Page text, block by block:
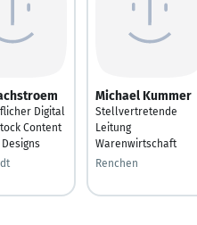
Digital
Content
Michael Kummer
Stellvertretende
Leitung
Warenwirtschaft
Renchen